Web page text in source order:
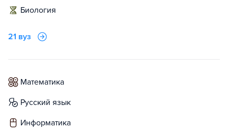
биология
21 вуз
математика
русский язык
информатика